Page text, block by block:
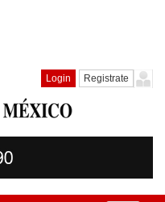
Login Registrate